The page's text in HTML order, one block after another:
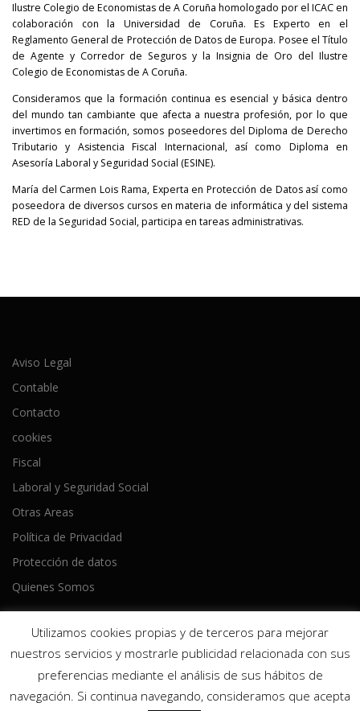
Ilustre Colegio de Economistas de A Coruña homologado por el ICAC en
colaboración con la Universidad de Coruña. Es Experto en el
Reglamento General de Protección de Datos de Europa. Posee el Título
de Agente y Corredor de Seguros y la Insignia de Oro del Ilustre
Colegio de Economistas de A Coruña.
Consideramos que la formación continua es esencial y básica dentro
del mundo tan cambiante que afecta a nuestra profesión, por lo que
invertimos en formación, somos poseedores del Diploma de Derecho
Tributario y Asistencia Fiscal Internacional, así como Diploma en
Asesoría Laboral y Seguridad Social (ESINE).
María del Carmen Lois Rama, Experta en Protección de Datos así como
poseedora de diversos cursos en materia de informática y del sistema
RED de la Seguridad Social, participa en tareas administrativas.
Aviso Legal
Contable
Contacto
cookies
Fiscal
Laboral y Seguridad Social
Otras Areas
Política de Privacidad
Protección de datos
Quienes Somos
Copyright © 2026 Ameijeiras Lois Asesores
OnePress
hecho por FameThemes
Utilizamos cookies propias y de terceros para mejorar
nuestros servicios y mostrarle publicidad relacionada con sus
preferencias mediante el análisis de sus hábitos de
navegación. Si continua navegando, consideramos que acepta